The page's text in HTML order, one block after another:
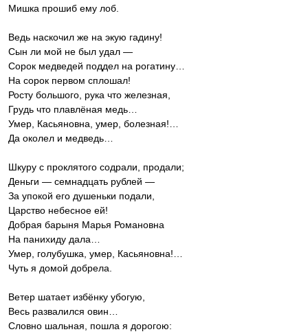
‎Мишка прошиб ему лоб.
Ведь наскочил же на экую гадину!
‎Сын ли мой не был удал —
Сорок медведей поддел на рогатину…
‎На сорок первом сплошал!
Росту большого, рука что железная,
‎Грудь что плавлёная медь…
Умер, Касьяновна, умер, болезная!…
‎Да околел и медведь…
Шкуру с проклятого содрали, продали;
‎Деньги — семнадцать рублей —
За упокой его душеньки подали,
‎Царство небесное ей!
Добрая барыня Марья Романовна
‎На панихиду дала…
Умер, голубушка, умер, Касьяновна!…
‎Чуть я домой добрела.
Ветер шатает избёнку убогую,
‎Весь развалился овин…
Словно шальная, пошла я дорогою: